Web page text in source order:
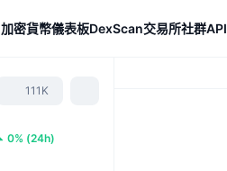
加密貨幣儀表板DexScan交易所社群API
111K
0% (24h)